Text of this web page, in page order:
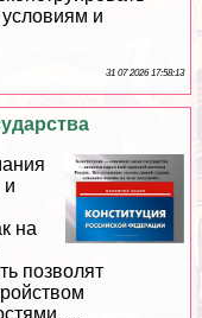
и
31 07 2026 17:58:13
и
на
позволят